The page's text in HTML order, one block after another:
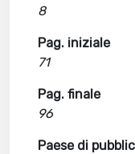
8
Pag. iniziale
71
Pag. finale
96
Paese di